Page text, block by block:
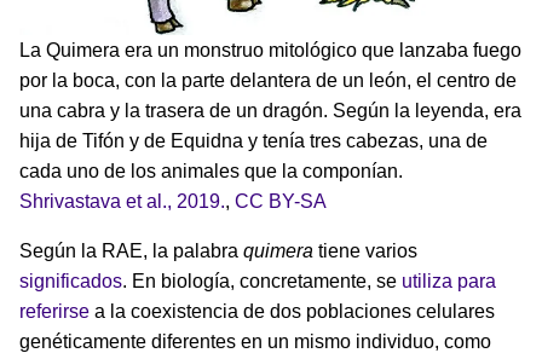
La Quimera era un monstruo mitológico que lanzaba fuego
por la boca, con la parte delantera de un león, el centro de
una cabra y la trasera de un dragón. Según la leyenda, era
hija de Tifón y de Equidna y tenía tres cabezas, una de
cada uno de los animales que la componían.
Shrivastava et al., 2019., CC BY-SA
Según la RAE, la palabra quimera tiene varios
significados. En biología, concretamente, se utiliza para
referirse a la coexistencia de dos poblaciones celulares
genéticamente diferentes en un mismo individuo, como